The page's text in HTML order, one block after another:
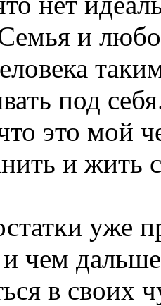
и
под
это мой
и жить
уже
чем
в своих